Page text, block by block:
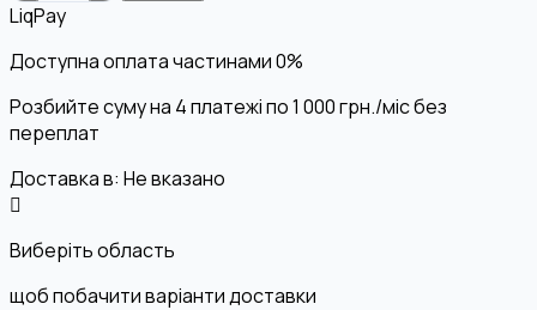
LiqPay
Доступна оплата частинами0%
Розбийте суму на 4 платежі по1 000грн./міс без
переплат
Доставка в: Не вказано
Виберіть область
щоб побачити варіанти доставки